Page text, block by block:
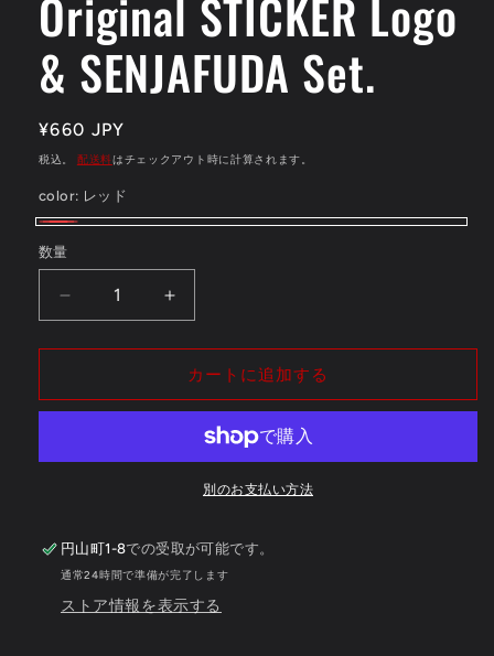
デ
ィ
(1)
を
く
Original STICKER Logo
& SENJAFUDA Set.
通
常
¥660 JPY
税込。 配送料はチェックアウト時に計算されます。
color: レッド
ッ
数量
Original
STICKER
Logo
SENJAFUDA
減
ら
す
Original
STICKER
Logo
&amp;
SENJAFUDA
増
や
す
カートに追加する
別のお支払い方法
円山町1-8での受取が可能です。
通常24時間で準備が完了します
ストア情報を表示する